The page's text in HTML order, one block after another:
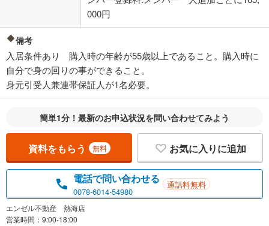
000円
備考
入居条件あり 購入時の年齢が55歳以上であること。購入時に
自分で身の回りの事ができること。
身元引受人兼連帯保証人が1名必要。
簡単1分！最新のお申込状況を問い合わせてみよう
資料をもらう 無料 お気に入りに追加
電話で問い合わせる
0078-6014-54980
通話料無料
エンゼル不動産 熱海店
営業時間：9:00-18:00